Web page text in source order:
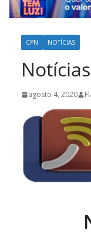
CPN NOTÍCIAS
agosto 4, 2020